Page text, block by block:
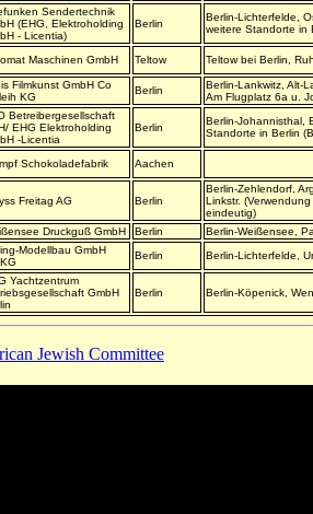
Sendertechnik
(EHG, Elektroholding
- Licentia)
Berlin
Berlin-Lichterfelde,
weitere Standorte in
Maschinen GmbH Teltow Teltow bei Berlin,
Filmkunst GmbH Co
KG
Berlin
Berlin-Lankwitz, Alt-
Am Flugplatz 6a u.
Betreibergesellschaft
EHG Elektroholding
-Licentia
Berlin
Berlin-Johannisthal,
Standorte in Berlin
Schokoladefabrik Aachen
Freitag AG Berlin
Berlin-Zehlendorf,
Linkstr.
eindeutig)
Druckguß GmbH Berlin
Berlin-Weißensee,
Modellbau GmbH
Berlin Berlin-Lichterfelde,
Yachtzentrum
GmbH
Berlin Berlin-Köpenick,
Jewish Committee